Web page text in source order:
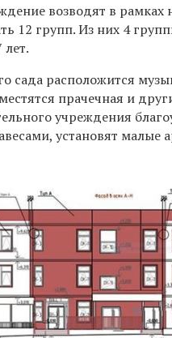
возводят в рамках
12 групп. Из них 4
сада расположится
прачечная и
учреждения
установят